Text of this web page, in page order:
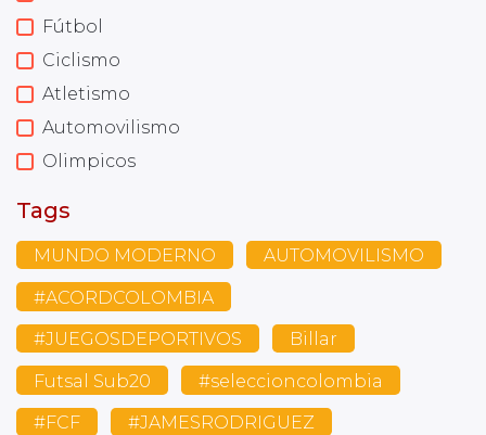
Fútbol
Ciclismo
Atletismo
Automovilismo
Olimpicos
Tags
MUNDO MODERNO AUTOMOVILISMO
#ACORDCOLOMBIA
#JUEGOSDEPORTIVOS Billar
Futsal Sub20 #seleccioncolombia
#FCF #JAMESRODRIGUEZ